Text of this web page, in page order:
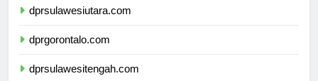
dprsulawesiutara.com
dprgorontalo.com
dprsulawesitengah.com